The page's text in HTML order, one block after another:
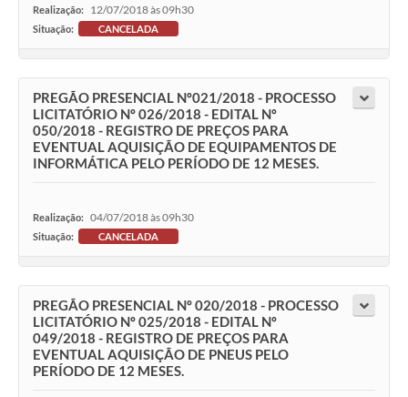
Realização: 12/07/2018 às 09h30
Situação: CANCELADA
PREGÃO PRESENCIAL Nº021/2018 - PROCESSO
LICITATÓRIO Nº 026/2018 - EDITAL Nº
050/2018 - REGISTRO DE PREÇOS PARA
EVENTUAL AQUISIÇÃO DE EQUIPAMENTOS DE
INFORMÁTICA PELO PERÍODO DE 12 MESES.
Realização: 04/07/2018 às 09h30
Situação: CANCELADA
PREGÃO PRESENCIAL Nº 020/2018 - PROCESSO
LICITATÓRIO Nº 025/2018 - EDITAL Nº
049/2018 - REGISTRO DE PREÇOS PARA
EVENTUAL AQUISIÇÃO DE PNEUS PELO
PERÍODO DE 12 MESES.